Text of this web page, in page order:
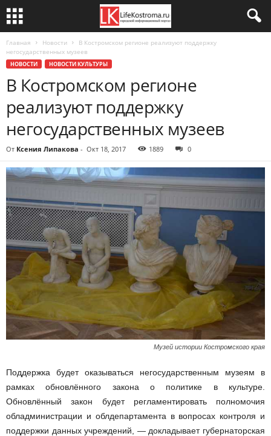
Главная Новости
В Костромском регионе реализуют поддержку
негосударственных музеев
НОВОСТИ НОВОСТИ КУЛЬТУРЫ
В Костромском регионе
реализуют поддержку
негосударственных музеев
От Ксения Липакова - Окт 18, 2017 1889 0
Музей истории Костромского края
Поддержка будет оказываться негосударственным музеям в
рамках обновлённого закона о политике в культуре.
Обновлённый закон будет регламентировать полномочия
обладминистрации и облдепартамента в вопросах контроля и
поддержки данных учреждений, — докладывает губернаторская